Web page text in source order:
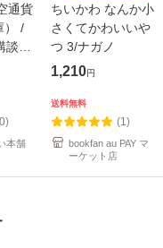
通貨
） /
社
便送
本舗
ちいかわ なんか小
さくてかわいいや
つ 3/ナガノ
1,210円
送料無料
(1)
bookfan au PAY マ
ーケット店